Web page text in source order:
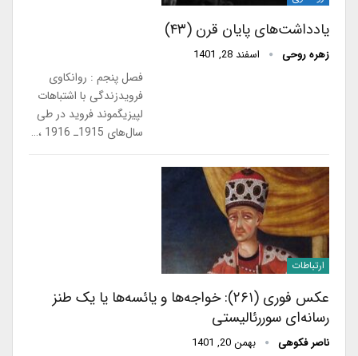
یادداشت‌های پایان قرن (۴۳)
زهره روحی اسفند 28, 1401
فصل پنجم : روانکاوی
فرویدزندگی با اشتباهات
لپیزیگموند فروید در طی
سال‌های 1915ـ 1916 ،…
ارتباطات
عکس فوری (۲۶۱): خواجه‌ها و یائسه‌ها یا یک طنز
رسانه‌ای سوررئالیستی
ناصر فکوهی بهمن 20, 1401